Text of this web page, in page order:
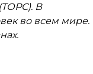
В
во всем мире.